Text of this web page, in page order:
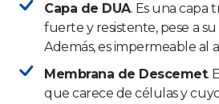
Capa de DUA. Es una capa
fuerte y resistente, pese a
Además, es impermeable al
Membrana de Descemet.
que carece de células y